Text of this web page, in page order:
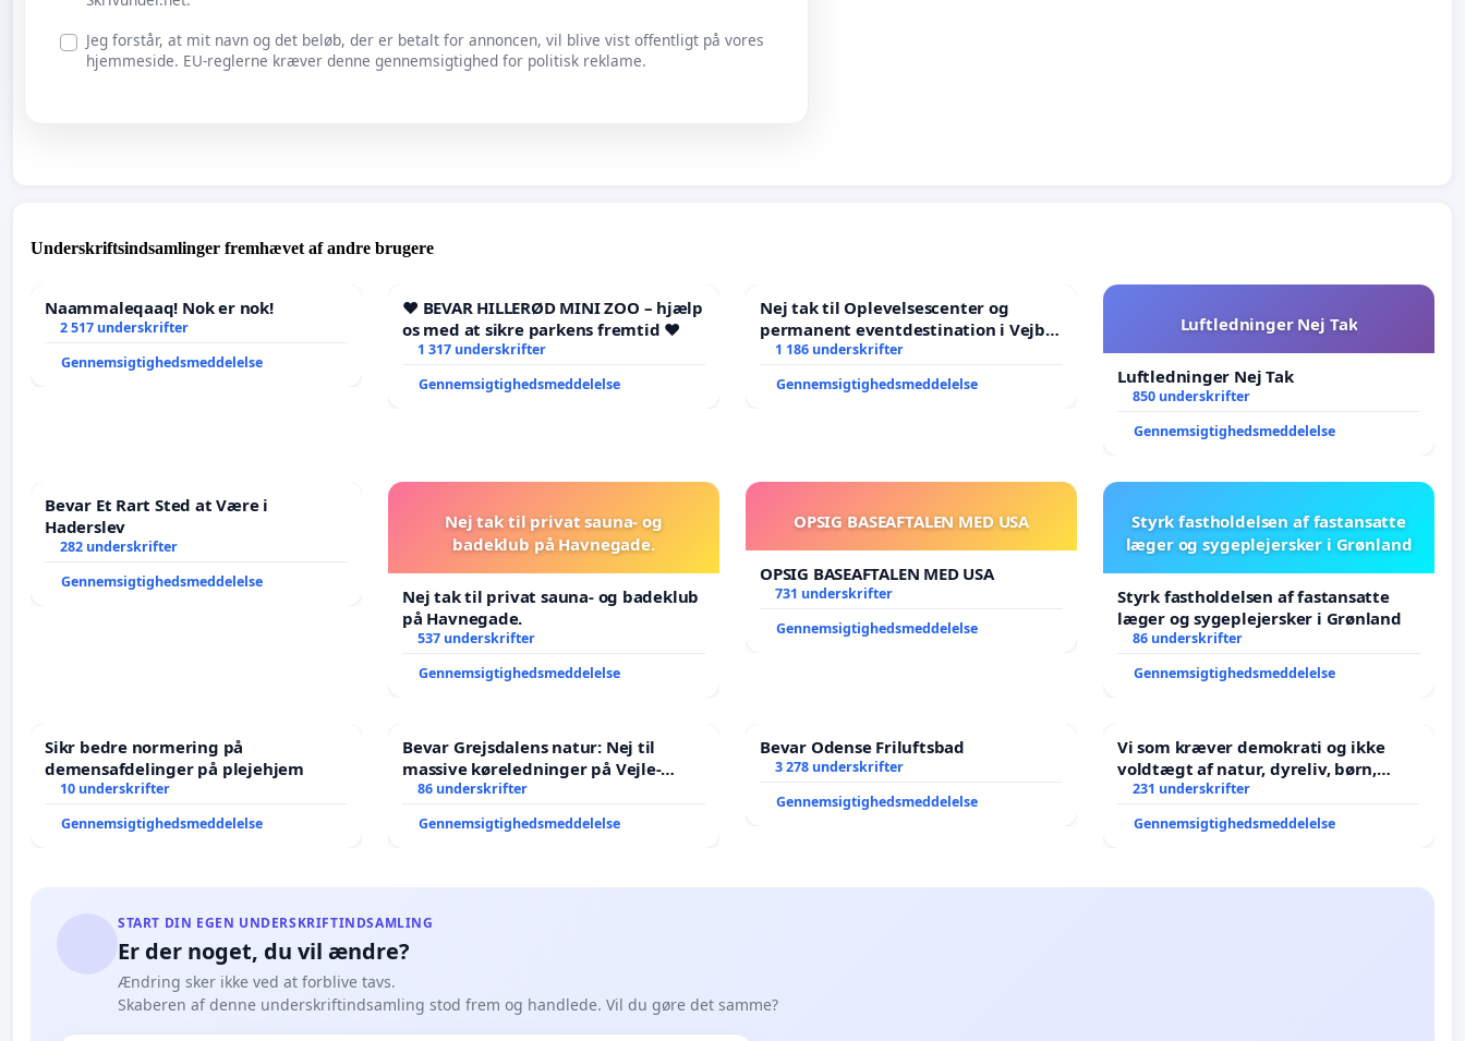
Jeg forstår, at mit navn og det beløb, der er betalt for annoncen, vil blive vist offentligt på vores
hjemmeside. EU-reglerne kræver denne gennemsigtighed for politisk reklame.
Underskriftsindsamlinger fremhævet af andre brugere
Naammaleqaaq! Nok er nok!
2 517 underskrifter
Gennemsigtighedsmeddelelse
❤️ BEVAR HILLERØD MINI ZOO – hjælp
os med at sikre parkens fremtid ❤️
1 317 underskrifter
Gennemsigtighedsmeddelelse
Nej tak til Oplevelsescenter og
permanent eventdestination i Vejby
- Ja tak til et levende lokalområde i
1 186 underskrifter
Gennemsigtighedsmeddelelse
Luftledninger Nej Tak
Luftledninger Nej Tak
850 underskrifter
Gennemsigtighedsmeddelelse
Bevar Et Rart Sted at Være i
Haderslev
282 underskrifter
Gennemsigtighedsmeddelelse
Nej tak til privat sauna- og
badeklub på Havnegade.
Nej tak til privat sauna- og badeklub
på Havnegade.
537 underskrifter
Gennemsigtighedsmeddelelse
OPSIG BASEAFTALEN MED USA
OPSIG BASEAFTALEN MED USA
731 underskrifter
Gennemsigtighedsmeddelelse
Styrk fastholdelsen af fastansatte
læger og sygeplejersker i Grønland
Styrk fastholdelsen af fastansatte
læger og sygeplejersker i Grønland
86 underskrifter
Gennemsigtighedsmeddelelse
Sikr bedre normering på
demensafdelinger på plejehjem
10 underskrifter
Gennemsigtighedsmeddelelse
Bevar Grejsdalens natur: Nej til
massive køreledninger på Vejle-
Struer-banen
86 underskrifter
Gennemsigtighedsmeddelelse
Bevar Odense Friluftsbad
3 278 underskrifter
Gennemsigtighedsmeddelelse
Vi som kræver demokrati og ikke
voldtægt af natur, dyreliv, børn,
unge Borgene har sagt NEJ i mange
231 underskrifter
Gennemsigtighedsmeddelelse
START DIN EGEN UNDERSKRIFTINDSAMLING
Er der noget, du vil ændre?
Ændring sker ikke ved at forblive tavs.
Skaberen af denne underskriftindsamling stod frem og handlede. Vil du gøre det samme?